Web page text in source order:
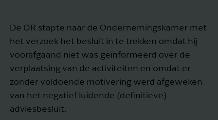
De OR stapte naar de Ondernemingskamer met
het verzoek het besluit in te trekken omdat hij
voorafgaand niet was geïnformeerd over de
verplaatsing van de activiteiten en omdat er
zonder voldoende motivering werd afgeweken
van het negatief luidende (definitieve)
adviesbesluit.